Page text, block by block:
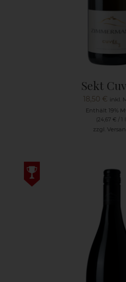
Sekt
18,50 € inkl.
Enthält 19%
(24,67 € / 1 l)
zzgl.